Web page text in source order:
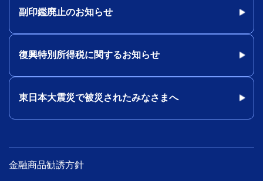
副印鑑廃止のお知らせ
復興特別所得税に関するお知らせ
東日本大震災で被災されたみなさまへ
金融商品勧誘方針